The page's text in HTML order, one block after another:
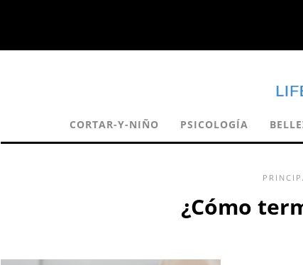
CORTAR-Y-NIÑO PSICOLOGÍA
¿Cómo